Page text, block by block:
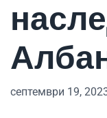
септември 19,